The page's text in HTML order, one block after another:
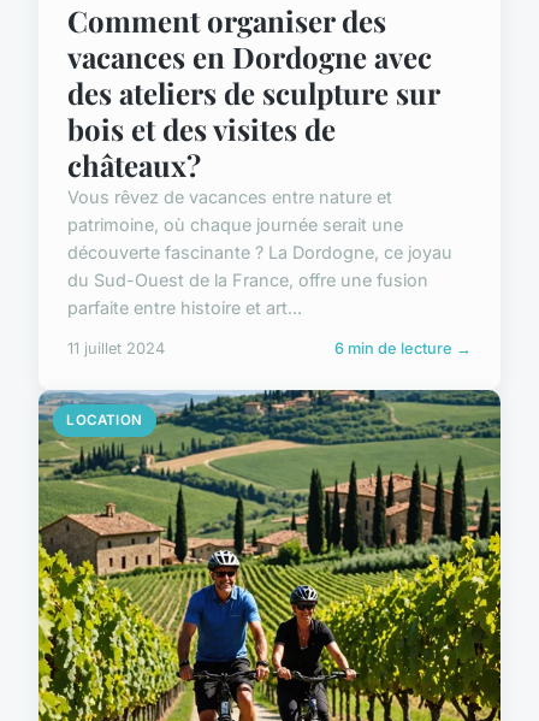
Comment organiser des
vacances en Dordogne avec
des ateliers de sculpture sur
bois et des visites de
châteaux?
Vous rêvez de vacances entre nature et
patrimoine, où chaque journée serait une
découverte fascinante ? La Dordogne, ce joyau
du Sud-Ouest de la France, offre une fusion
parfaite entre histoire et art...
11 juillet 2024 6 min de lecture →
LOCATION